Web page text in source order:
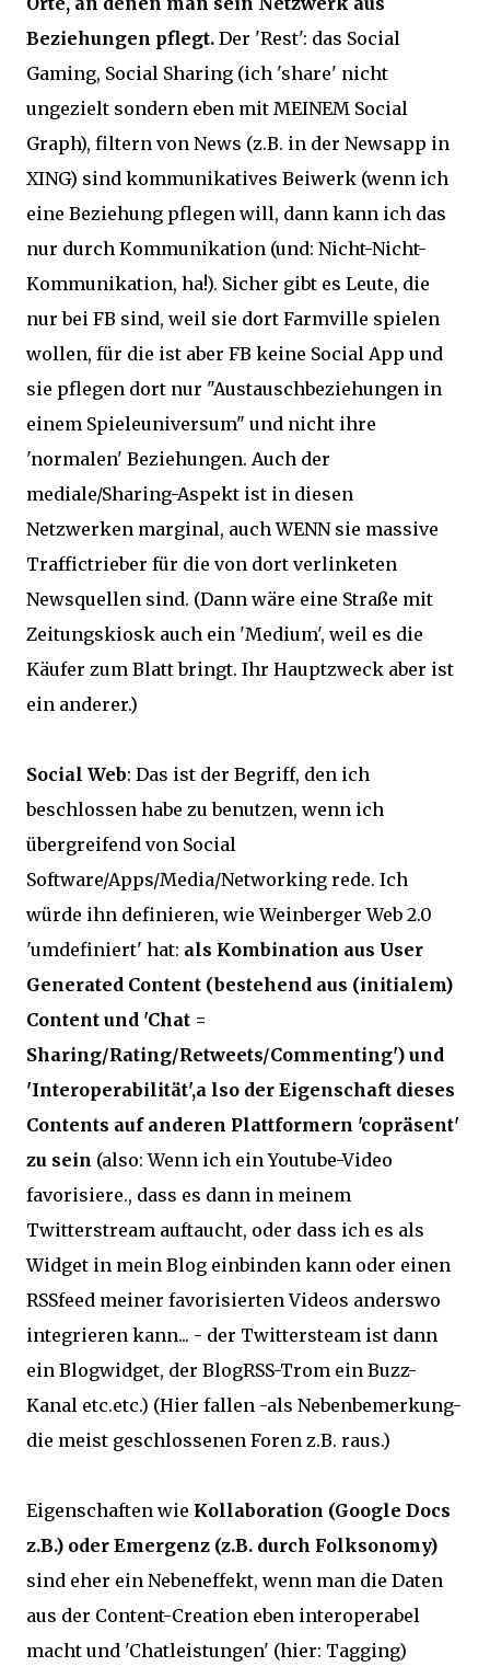
Beziehungen pflegt. Der 'Rest': das Social
Gaming, Social Sharing (ich 'share' nicht
ungezielt sondern eben mit MEINEM Social
Graph), filtern von News (z.B. in der Newsapp in
XING) sind kommunikatives Beiwerk (wenn ich
eine Beziehung pflegen will, dann kann ich das
nur durch Kommunikation (und: Nicht-Nicht-
Kommunikation, ha!). Sicher gibt es Leute, die
nur bei FB sind, weil sie dort Farmville spielen
wollen, für die ist aber FB keine Social App und
sie pflegen dort nur "Austauschbeziehungen in
einem Spieleuniversum" und nicht ihre
'normalen' Beziehungen. Auch der
mediale/Sharing-Aspekt ist in diesen
Netzwerken marginal, auch WENN sie massive
Traffictrieber für die von dort verlinketen
Newsquellen sind. (Dann wäre eine Straße mit
Zeitungskiosk auch ein 'Medium', weil es die
Käufer zum Blatt bringt. Ihr Hauptzweck aber ist
ein anderer.)
Social Web: Das ist der Begriff, den ich
beschlossen habe zu benutzen, wenn ich
übergreifend von Social
Software/Apps/Media/Networking rede. Ich
würde ihn definieren, wie Weinberger Web 2.0
'umdefiniert' hat: als Kombination aus User
Generated Content (bestehend aus (initialem)
Content und 'Chat =
Sharing/Rating/Retweets/Commenting') und
'Interoperabilität',a lso der Eigenschaft dieses
Contents auf anderen Plattformern 'copräsent'
zu sein (also: Wenn ich ein Youtube-Video
favorisiere., dass es dann in meinem
Twitterstream auftaucht, oder dass ich es als
Widget in mein Blog einbinden kann oder einen
RSSfeed meiner favorisierten Videos anderswo
integrieren kann... - der Twittersteam ist dann
ein Blogwidget, der BlogRSS-Trom ein Buzz-
Kanal etc.etc.) (Hier fallen -als Nebenbemerkung-
die meist geschlossenen Foren z.B. raus.)
Eigenschaften wie Kollaboration (Google Docs
z.B.) oder Emergenz (z.B. durch Folksonomy)
sind eher ein Nebeneffekt, wenn man die Daten
aus der Content-Creation eben interoperabel
macht und 'Chatleistungen' (hier: Tagging)